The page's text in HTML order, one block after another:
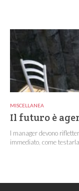
MISCELLANEA
Il futuro è
I manager devono
immediato, come